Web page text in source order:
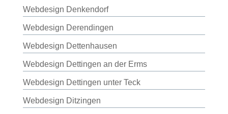
Webdesign Denkendorf
Webdesign Derendingen
Webdesign Dettenhausen
Webdesign Dettingen an der Erms
Webdesign Dettingen unter Teck
Webdesign Ditzingen